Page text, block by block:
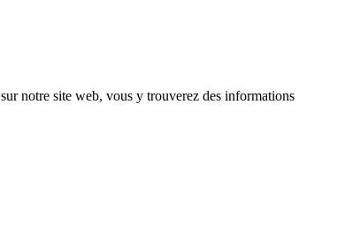
sur notre site web, vous y trouverez des informations